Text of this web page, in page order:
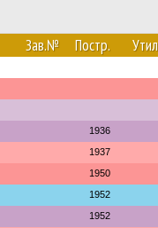
Зав.№ Постр.
1936
1937
1950
1952
1952